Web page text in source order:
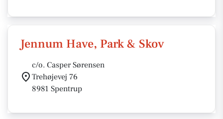
Jennum Have, Park & Skov
c/o. Casper Sørensen
Trehøjevej 76
8981 Spentrup